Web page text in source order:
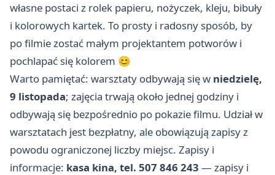
własne postaci z rolek papieru, nożyczek, kleju, bibuły
i kolorowych kartek. To prosty i radosny sposób, by
po filmie zostać małym projektantem potworów i
pochlapać się kolorem 😊
Warto pamiętać: warsztaty odbywają się w niedzielę,
9 listopada; zajęcia trwają około jednej godziny i
odbywają się bezpośrednio po pokazie filmu. Udział w
warsztatach jest bezpłatny, ale obowiązują zapisy z
powodu ograniczonej liczby miejsc. Zapisy i
informacje: kasa kina, tel. 507 846 243 — zapisy i